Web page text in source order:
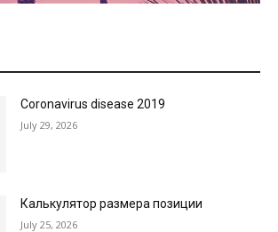
Coronavirus disease 2019
July 29, 2026
Калькулятор размера позиции
July 25, 2026